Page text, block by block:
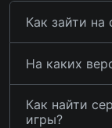
Как зайти на
На каких
Как найти
игры?